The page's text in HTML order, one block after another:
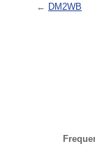
← DM2WB